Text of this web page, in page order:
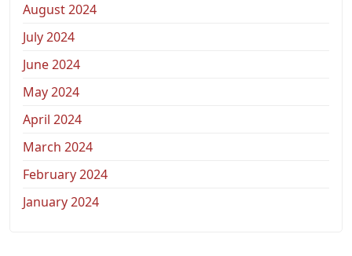
August 2024
July 2024
June 2024
May 2024
April 2024
March 2024
February 2024
January 2024